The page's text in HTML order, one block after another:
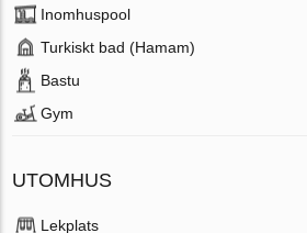
Inomhuspool
Turkiskt bad (Hamam)
Bastu
Gym
UTOMHUS
Lekplats